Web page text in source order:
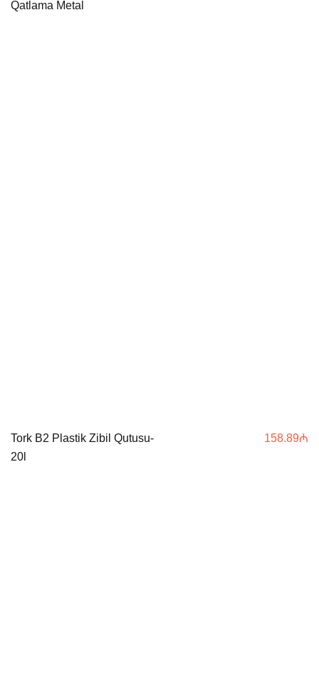
Qatlama Metal
Tork B2 Plastik Zibil Qutusu-
20l
158.89₼